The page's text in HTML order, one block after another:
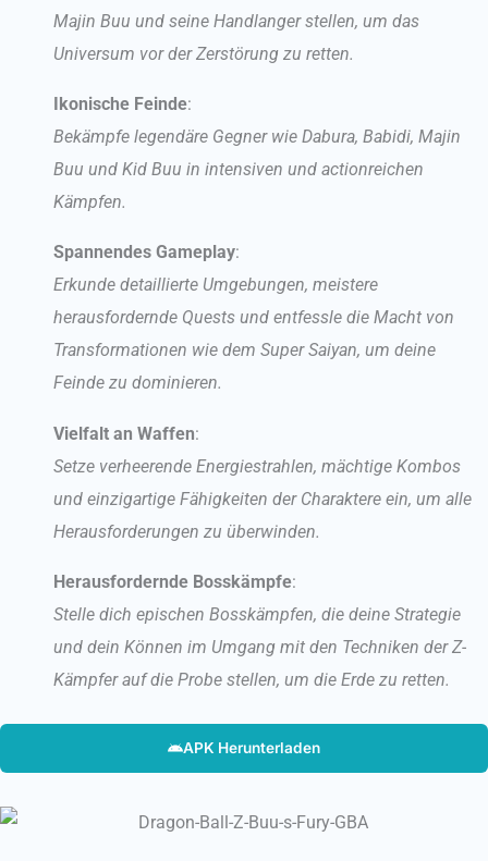
Majin Buu und seine Handlanger stellen, um das
Universum vor der Zerstörung zu retten.
Ikonische Feinde:
Bekämpfe legendäre Gegner wie Dabura, Babidi, Majin
Buu und Kid Buu in intensiven und actionreichen
Kämpfen.
Spannendes Gameplay:
Erkunde detaillierte Umgebungen, meistere
herausfordernde Quests und entfessle die Macht von
Transformationen wie dem Super Saiyan, um deine
Feinde zu dominieren.
Vielfalt an Waffen:
Setze verheerende Energiestrahlen, mächtige Kombos
und einzigartige Fähigkeiten der Charaktere ein, um alle
Herausforderungen zu überwinden.
Herausfordernde Bosskämpfe:
Stelle dich epischen Bosskämpfen, die deine Strategie
und dein Können im Umgang mit den Techniken der Z-
Kämpfer auf die Probe stellen, um die Erde zu retten.
APK Herunterladen